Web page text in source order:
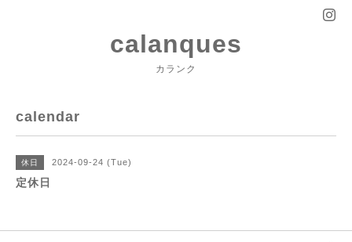
calanques
カランク
calendar
休日 2024-09-24 (Tue)
定休日